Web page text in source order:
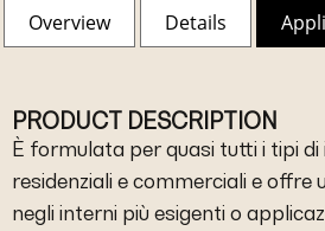
Overview Details
PRODUCT DESCRIPTION
È formulata per quasi tutti i tipi di
residenziali e commerciali e offre
negli interni più esigenti o